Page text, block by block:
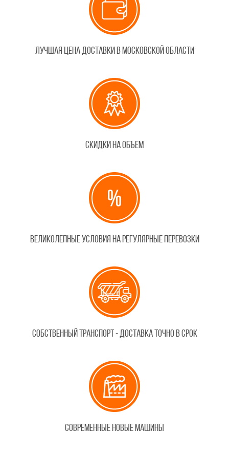
Лучшая цена доставки в Московской области
Скидки на объем
Великолепные условия на регулярные перевозки
Собственный транспорт - доставка точно в срок
Современные новые машины